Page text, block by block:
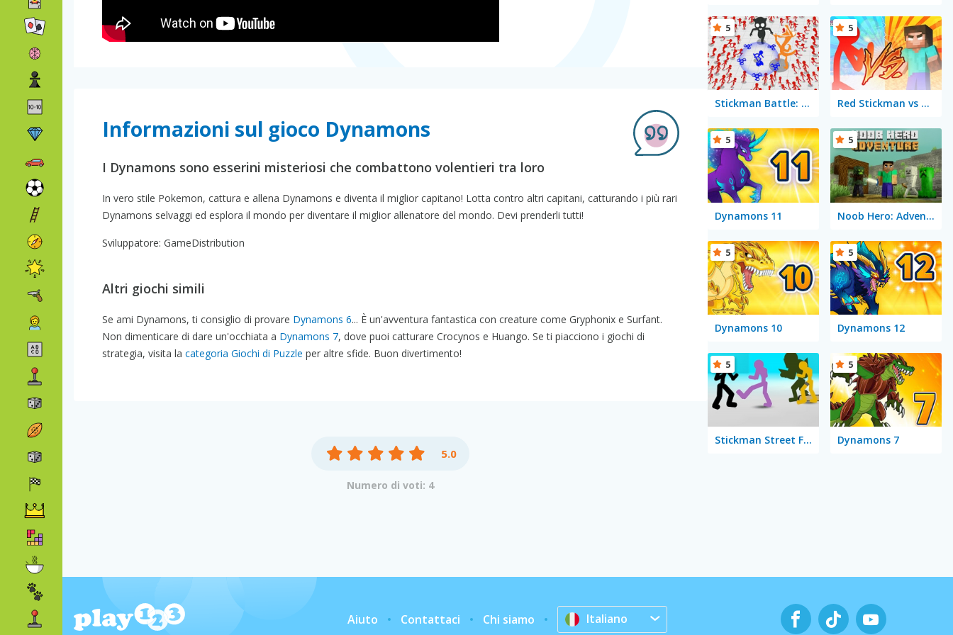
Informazioni sul gioco Dynamons
I Dynamons sono esserini misteriosi che combattono volentieri tra loro
In vero stile Pokemon, cattura e allena Dynamons e diventa il miglior capitano! Lotta contro altri capitani, catturando i più rari
Dynamons selvaggi ed esplora il mondo per diventare il miglior allenatore del mondo. Devi prenderli tutti!
Sviluppatore: GameDistribution
Altri giochi simili
Se ami Dynamons, ti consiglio di provare Dynamons 6... È un'avventura fantastica con creature come Gryphonix e Surfant.
Non dimenticare di dare un'occhiata a Dynamons 7, dove puoi catturare Crocynos e Huango. Se ti piacciono i giochi di
strategia, visita la categoria Giochi di Puzzle per altre sfide. Buon divertimento!
5.0
Numero di voti: 4
Stickman Battle: Ultimate Fight
5
Red Stickman vs Monster School
5
Dynamons 11
5
Noob Hero: Adventure
5
Dynamons 10
5
Dynamons 12
5
Stickman Street Fighting
5
Dynamons 7
5
Aiuto Contattaci Chi siamo Italiano